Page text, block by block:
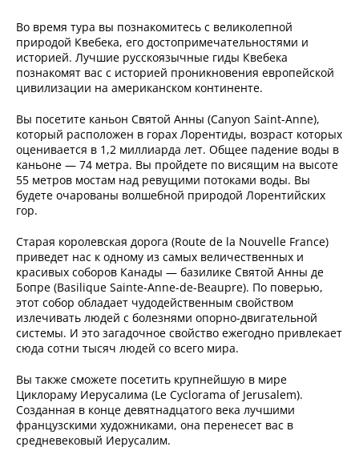
Во время тура вы познакомитесь с великолепной
природой Квебека, его достопримечательностями и
историей. Лучшие русскоязычные гиды Квебека
познакомят вас с историей проникновения европейской
цивилизации на американском континенте.
Вы посетите каньон Святой Анны (Canyon Saint-Anne),
который расположен в горах Лорентиды, возраст которых
оценивается в 1,2 миллиарда лет. Общее падение воды в
каньоне — 74 метра. Вы пройдете по висящим на высоте
55 метров мостам над ревущими потоками воды. Вы
будете очарованы волшебной природой Лорентийских
гор.
Старая королевская дорога (Route de la Nouvelle France)
приведет нас к одному из самых величественных и
красивых соборов Канады — базилике Святой Анны де
Бопре (Basilique Sainte-Anne-de-Beaupre). По поверью,
этот собор обладает чудодейственным свойством
излечивать людей с болезнями опорно-двигательной
системы. И это загадочное свойство ежегодно привлекает
сюда сотни тысяч людей со всего мира.
Вы также сможете посетить крупнейшую в мире
Циклораму Иерусалима (Le Cyclorama of Jerusalem).
Созданная в конце девятнадцатого века лучшими
французскими художниками, она перенесет вас в
средневековый Иерусалим.